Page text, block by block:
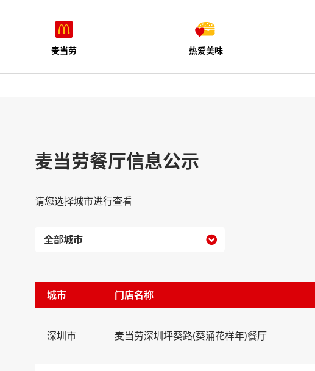
麦当劳 热爱美味
麦当劳餐厅信息公示
请您选择城市进行查看

城市 门店名称
深圳市 麦当劳深圳坪葵路(葵涌花样年)餐厅